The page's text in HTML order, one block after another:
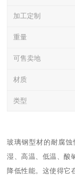
加工定制
重量
可售卖地
材质
类型
玻璃钢型材的耐腐
湿、高温、低温、酸
降低性能。这使得它